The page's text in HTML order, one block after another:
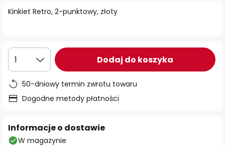
Kinkiet Retro, 2-punktowy, złoty
1 Dodaj do koszyka
50-dniowy termin zwrotu towaru
Dogodne metody płatności
Informacje o dostawie
W magazynie